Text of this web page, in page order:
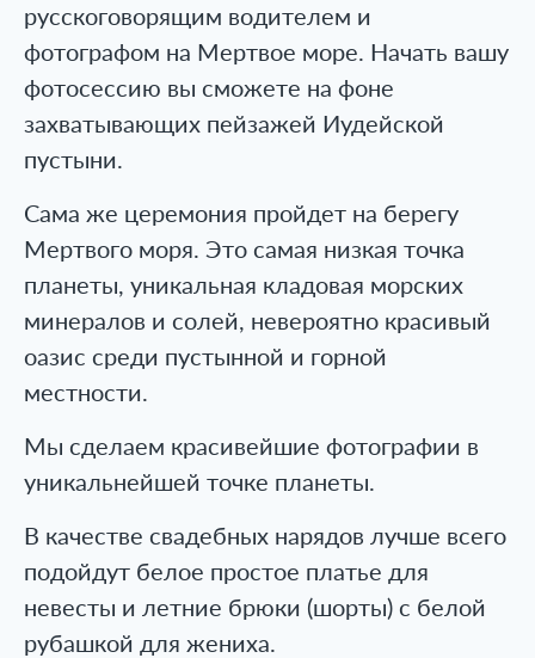
русскоговорящим водителем и
фотографом на Мертвое море. Начать вашу
фотосессию вы сможете на фоне
захватывающих пейзажей Иудейской
пустыни.
Сама же церемония пройдет на берегу
Мертвого моря. Это самая низкая точка
планеты, уникальная кладовая морских
минералов и солей, невероятно красивый
оазис среди пустынной и горной
местности.
Мы сделаем красивейшие фотографии в
уникальнейшей точке планеты.
В качестве свадебных нарядов лучше всего
подойдут белое простое платье для
невесты и летние брюки (шорты) с белой
рубашкой для жениха.